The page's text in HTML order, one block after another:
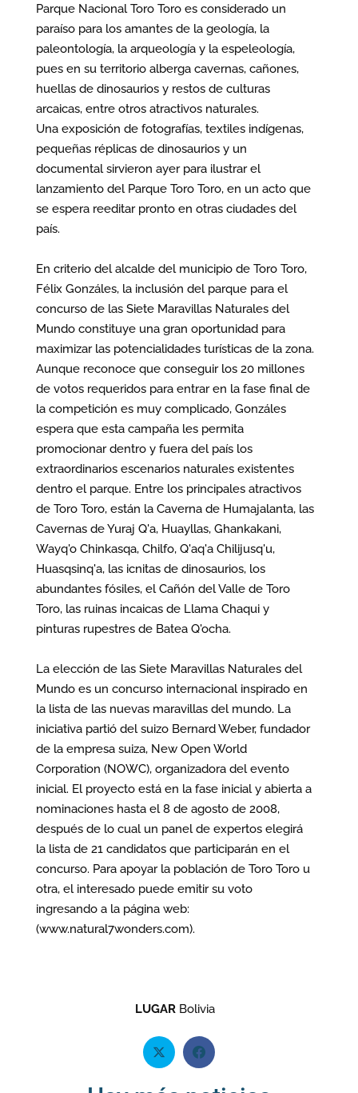
Parque Nacional Toro Toro es considerado un
paraíso para los amantes de la geología, la
paleontología, la arqueología y la espeleología,
pues en su territorio alberga cavernas, cañones,
huellas de dinosaurios y restos de culturas
arcaicas, entre otros atractivos naturales.
Una exposición de fotografías, textiles indígenas,
pequeñas réplicas de dinosaurios y un
documental sirvieron ayer para ilustrar el
lanzamiento del Parque Toro Toro, en un acto que
se espera reeditar pronto en otras ciudades del
país.
En criterio del alcalde del municipio de Toro Toro,
Félix Gonzáles, la inclusión del parque para el
concurso de las Siete Maravillas Naturales del
Mundo constituye una gran oportunidad para
maximizar las potencialidades turísticas de la zona.
Aunque reconoce que conseguir los 20 millones
de votos requeridos para entrar en la fase final de
la competición es muy complicado, Gonzáles
espera que esta campaña les permita
promocionar dentro y fuera del país los
extraordinarios escenarios naturales existentes
dentro el parque. Entre los principales atractivos
de Toro Toro, están la Caverna de Humajalanta, las
Cavernas de Yuraj Q'a, Huayllas, Ghankakani,
Wayq'o Chinkasqa, Chilfo, Q'aq'a Chilijusq'u,
Huasqsinq'a, las icnitas de dinosaurios, los
abundantes fósiles, el Cañón del Valle de Toro
Toro, las ruinas incaicas de Llama Chaqui y
pinturas rupestres de Batea Q'ocha.
La elección de las Siete Maravillas Naturales del
Mundo es un concurso internacional inspirado en
la lista de las nuevas maravillas del mundo. La
iniciativa partió del suizo Bernard Weber, fundador
de la empresa suiza, New Open World
Corporation (NOWC), organizadora del evento
inicial. El proyecto está en la fase inicial y abierta a
nominaciones hasta el 8 de agosto de 2008,
después de lo cual un panel de expertos elegirá
la lista de 21 candidatos que participarán en el
concurso. Para apoyar la población de Toro Toro u
otra, el interesado puede emitir su voto
ingresando a la página web:
(www.natural7wonders.com).
LUGARBolivia